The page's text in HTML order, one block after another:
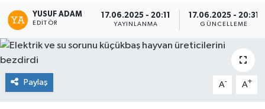
YUSUF ADAM
EDITÖR
17.06.2025 - 20:11
YAYINLANMA
17.06.2025 - 20:31
GÜNCELLEME
Paylaş A- A+
Genel
Güncel
Gündem